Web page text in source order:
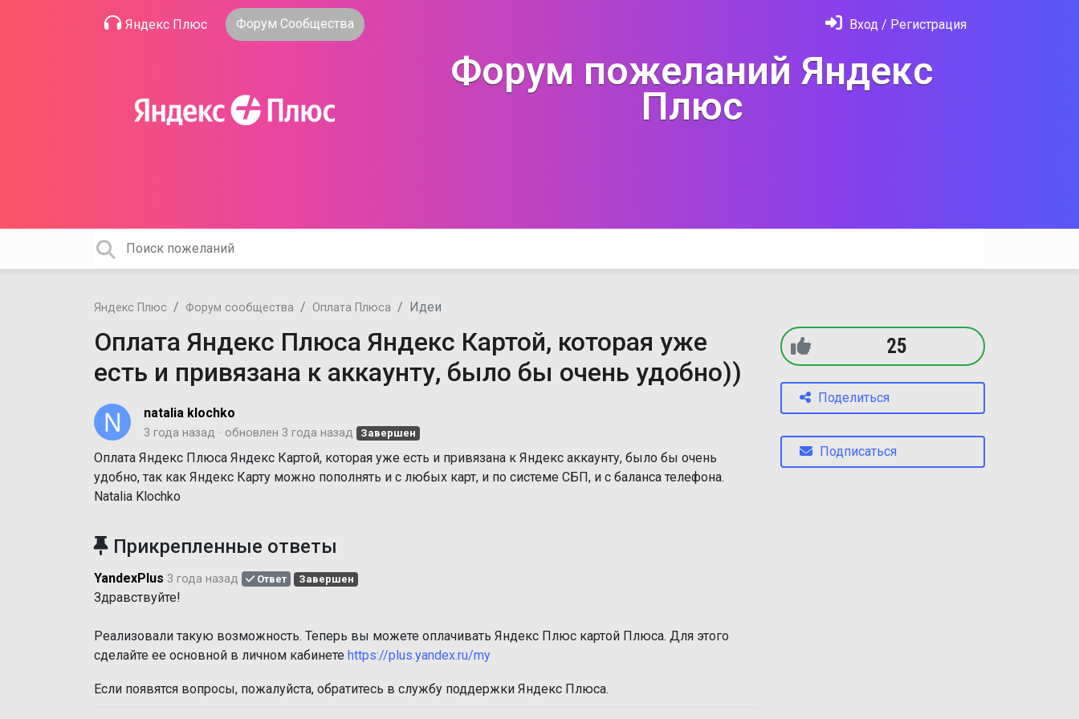
Яндекс Плюс Форум Сообщества Вход / Регистрация
Форум пожеланий Яндекс
Плюс
Яндекс Плюс Форум сообщества Оплата Плюса Идеи
Оплата Яндекс Плюса Яндекс Картой, которая уже
есть и привязана к аккаунту, было бы очень удобно))
natalia klochko
3 года назад обновлен 3 года назад Завершен
Оплата Яндекс Плюса Яндекс Картой, которая уже есть и привязана к Яндекс аккаунту, было бы очень
удобно, так как Яндекс Карту можно пополнять и с любых карт, и по системе СБП, и с баланса телефона.
Natalia Klochko
Прикрепленные ответы
YandexPlus 3 года назад Ответ Завершен
Здравствуйте!
Реализовали такую возможность. Теперь вы можете оплачивать Яндекс Плюс картой Плюса. Для этого
сделайте ее основной в личном кабинете https://plus.yandex.ru/my
Если появятся вопросы, пожалуйста, обратитесь в службу поддержки Яндекс Плюса.
25
Поделиться
Подписаться